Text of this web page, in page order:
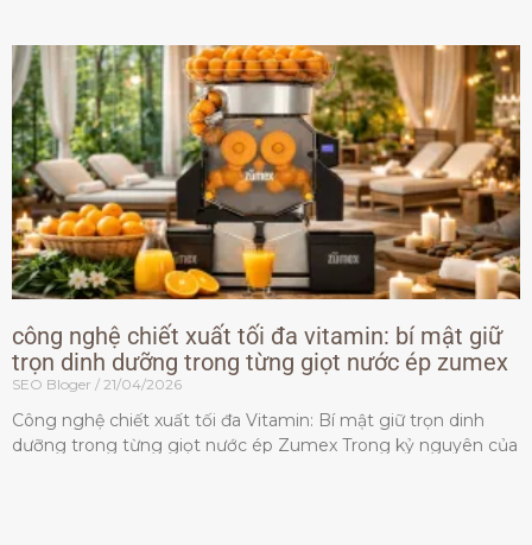
công nghệ chiết xuất tối đa vitamin: bí mật giữ
trọn dinh dưỡng trong từng giọt nước ép zumex
SEO Bloger 21/04/2026
Công nghệ chiết xuất tối đa Vitamin: Bí mật giữ trọn dinh
dưỡng trong từng giọt nước ép Zumex Trong kỷ nguyên của